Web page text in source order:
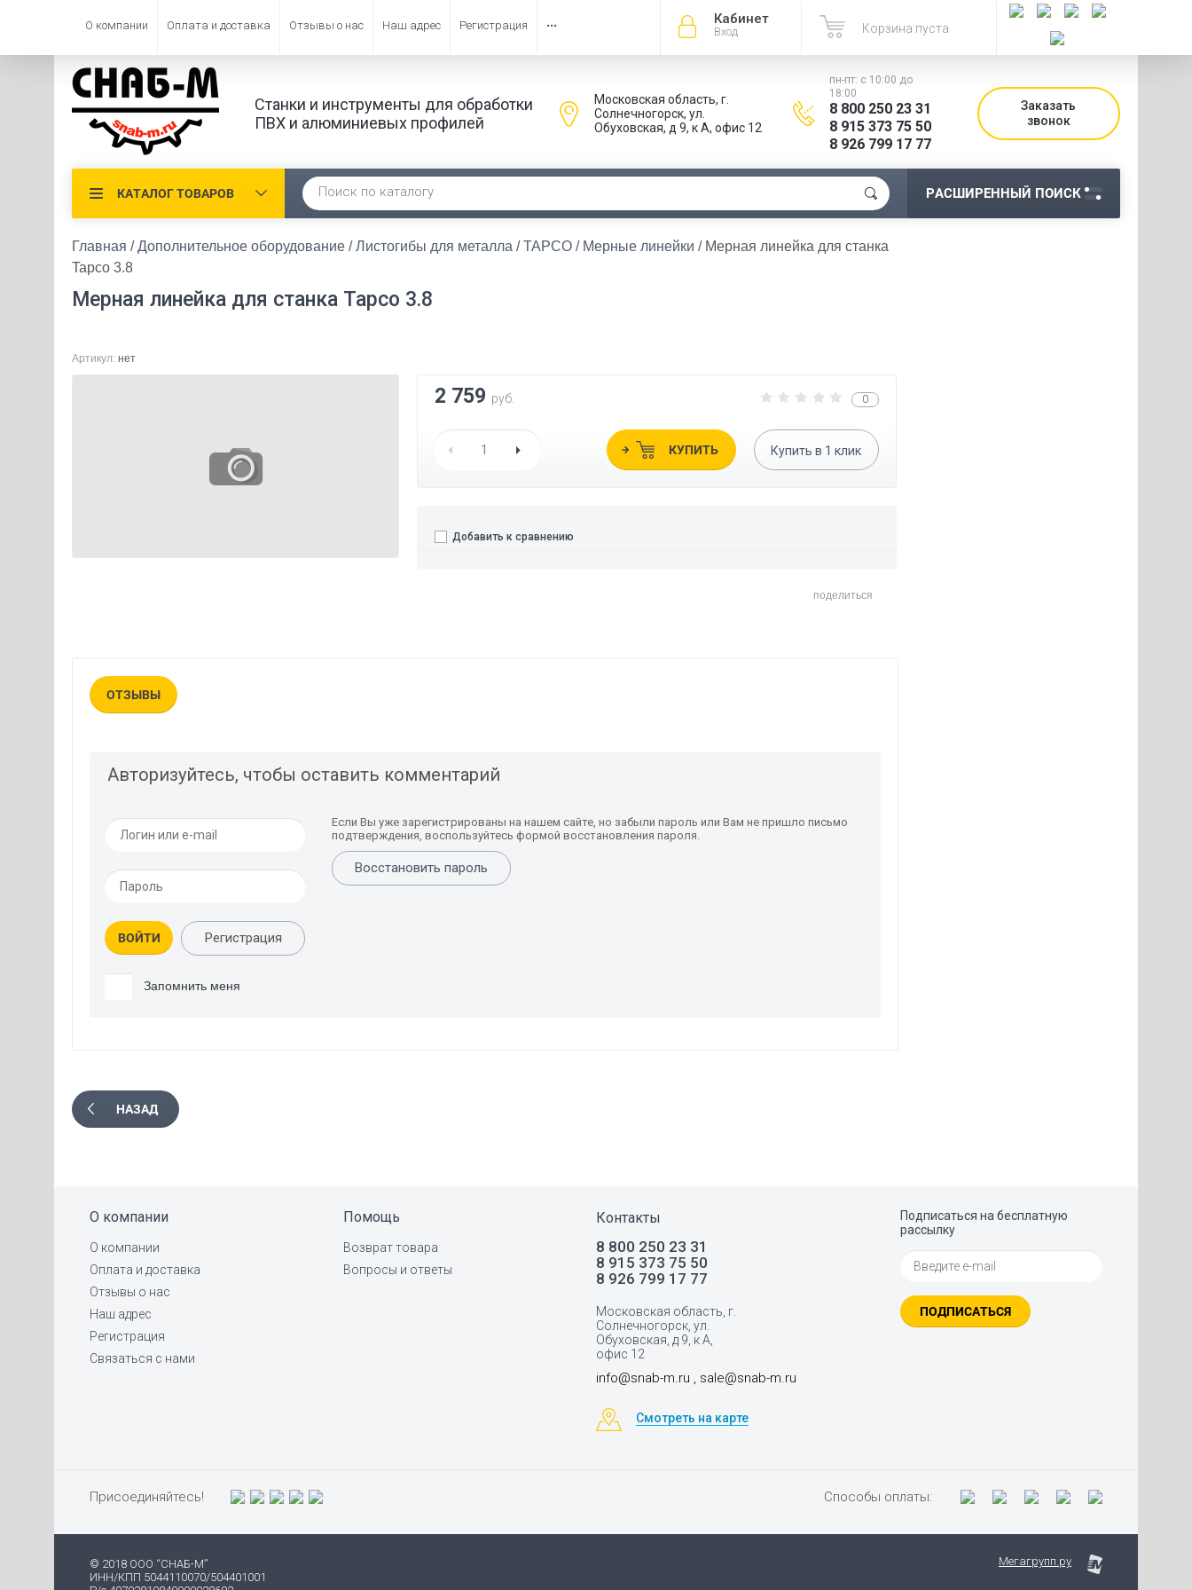
Кабинет
Вход Корзина пуста
О компании Оплата и доставка Отзывы о нас Наш адрес Регистрация •••
Станки и инструменты для обработки
ПВХ и алюминиевых профилей
Московская область, г.
Солнечногорск, ул.
Обуховская, д 9, к А, офис 12
пн-пт: с 10:00 до
18:00
8 800 250 23 31
8 915 373 75 50
8 926 799 17 77
Заказать
звонок
КАТАЛОГ ТОВАРОВ РАСШИРЕННЫЙ ПОИСК
Главная / Дополнительное оборудование / Листогибы для металла / TAPCO / Мерные линейки / Мерная линейка для станка
Tapco 3.8
Мерная линейка для станка Tapco 3.8
Артикул: нет
0
2 759 руб.
КУПИТЬ Купить в 1 клик
Добавить к сравнению
поделиться
ОТЗЫВЫ
Авторизуйтесь, чтобы оставить комментарий
ВОЙТИ Регистрация
Запомнить меня
Если Вы уже зарегистрированы на нашем сайте, но забыли пароль или Вам не пришло письмо
подтверждения, воспользуйтесь формой восстановления пароля.
Восстановить пароль
НАЗАД
О компании
О компании
Оплата и доставка
Отзывы о нас
Наш адрес
Регистрация
Связаться с нами
Помощь
Возврат товара
Вопросы и ответы
Контакты
8 800 250 23 31
8 915 373 75 50
8 926 799 17 77
Московская область, г.
Солнечногорск, ул.
Обуховская, д 9, к А,
офис 12
info@snab-m.ru , sale@snab-m.ru
Смотреть на карте
Подписаться на бесплатную
рассылку
ПОДПИСАТЬСЯ
Присоединяйтесь! Способы оплаты:
© 2018 ООО “СНАБ-М”
ИНН/КПП 5044110070/504401001
Мегагрупп.ру